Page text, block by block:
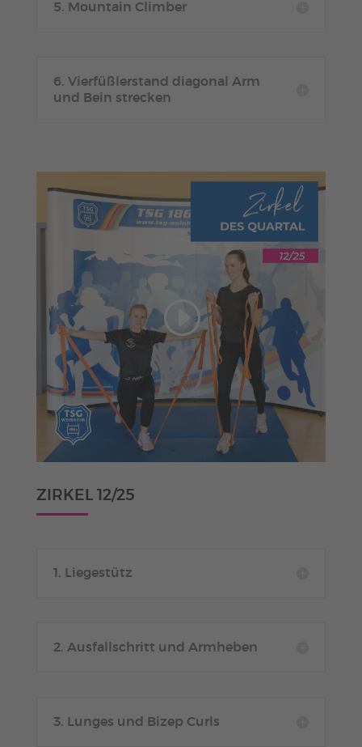
5. Mountain Climber
6. Vierfüßlerstand diagonal Arm
und Bein strecken
ZIRKEL 12/25
1. Liegestütz
2. Ausfallschritt und Armheben
3. Lunges und Bizep Curls